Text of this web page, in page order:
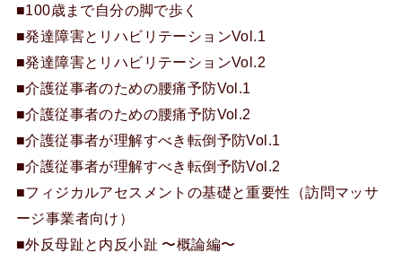
■100歳まで自分の脚で歩く
■発達障害とリハビリテーションVol.1
■発達障害とリハビリテーションVol.2
■介護従事者のための腰痛予防Vol.1
■介護従事者のための腰痛予防Vol.2
■介護従事者が理解すべき転倒予防Vol.1
■介護従事者が理解すべき転倒予防Vol.2
■フィジカルアセスメントの基礎と重要性（訪問マッサ
ージ事業者向け）
■外反母趾と内反小趾 〜概論編〜